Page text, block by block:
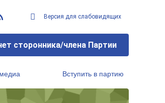
Версия для слабовидящих
сторонника/члена Партии
Вступить в партию